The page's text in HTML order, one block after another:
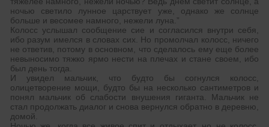
ночью светило лунное царствует уже, однако же солнце
больше и весомее намного, нежели луна.”
Колосс услышал сообщение сие и согласился внутри себя,
ибо разум имелся в словах сих. Но промолчал колосс, ничего
не ответив, потому в основном, что сделалось ему еще более
невыносимо тяжко ярмо нести на плечах и стане своем, ибо
был день тогда.
И увидел мальчик, что будто бы согнулся колосс,
олицетворение мощи, будто бы на несколько сантиметров и
понял мальчик об слабости внушения гиганта. Мальчик не
стал продолжать диалог и снова вернулся обратно в деревню,
домой.